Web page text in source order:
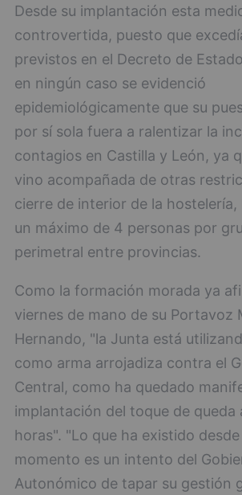
Desde su implantación esta
controvertida, puesto que
previstos en el Decreto de
en ningún caso se evidenció
epidemiológicamente que su
por sí sola fuera a ralentizar la
contagios en Castilla y León, ya
vino acompañada de otras
cierre de interior de la hostelería,
un máximo de 4 personas por
perimetral entre provincias.
Como la formación morada ya
viernes de mano de su Portavoz
Hernando, "la Junta está
como arma arrojadiza contra el
Central, como ha quedado
implantación del toque de queda
horas". "Lo que ha existido
momento es un intento del
Autonómico de tapar su gestión